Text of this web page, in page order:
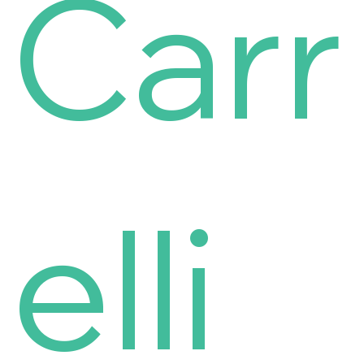
Carr
elli